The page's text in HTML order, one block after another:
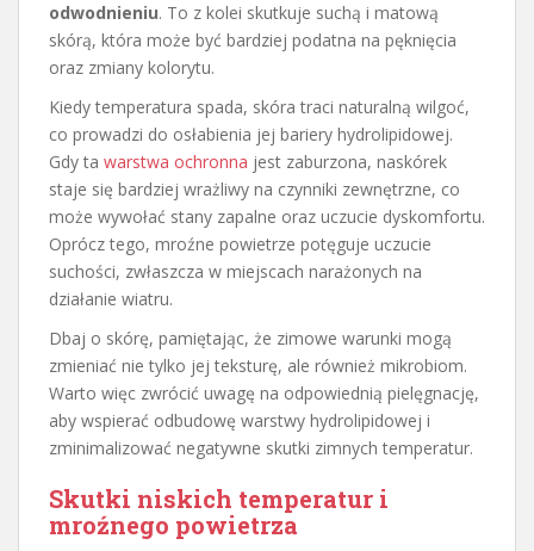
odwodnieniu. To z kolei skutkuje suchą i matową
skórą, która może być bardziej podatna na pęknięcia
oraz zmiany kolorytu.
Kiedy temperatura spada, skóra traci naturalną wilgoć,
co prowadzi do osłabienia jej bariery hydrolipidowej.
Gdy ta warstwa ochronna jest zaburzona, naskórek
staje się bardziej wrażliwy na czynniki zewnętrzne, co
może wywołać stany zapalne oraz uczucie dyskomfortu.
Oprócz tego, mroźne powietrze potęguje uczucie
suchości, zwłaszcza w miejscach narażonych na
działanie wiatru.
Dbaj o skórę, pamiętając, że zimowe warunki mogą
zmieniać nie tylko jej teksturę, ale również mikrobiom.
Warto więc zwrócić uwagę na odpowiednią pielęgnację,
aby wspierać odbudowę warstwy hydrolipidowej i
zminimalizować negatywne skutki zimnych temperatur.
Skutki niskich temperatur i
mroźnego powietrza